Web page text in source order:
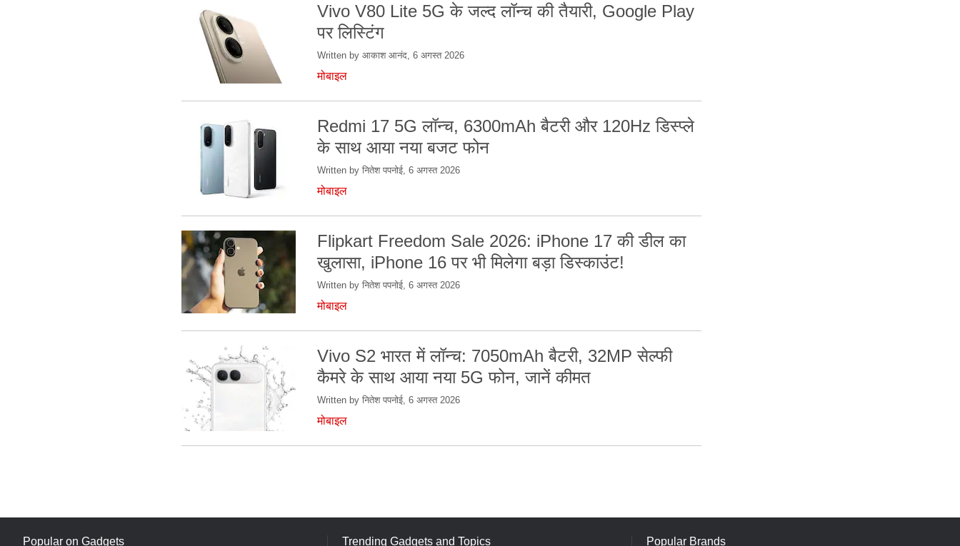
Vivo V80 Lite 5G के जल्द लॉन्च की तैयारी, Google Play
पर लिस्टिंग
Written by आकाश आनंद, 6 अगस्त 2026
मोबाइल
Redmi 17 5G लॉन्च, 6300mAh बैटरी और 120Hz डिस्प्ले
के साथ आया नया बजट फोन
Written by नितेश पपनोई, 6 अगस्त 2026
मोबाइल
Flipkart Freedom Sale 2026: iPhone 17 की डील का
खुलासा, iPhone 16 पर भी मिलेगा बड़ा डिस्काउंट!
Written by नितेश पपनोई, 6 अगस्त 2026
मोबाइल
Vivo S2 भारत में लॉन्च: 7050mAh बैटरी, 32MP सेल्फी
कैमरे के साथ आया नया 5G फोन, जानें कीमत
Written by नितेश पपनोई, 6 अगस्त 2026
मोबाइल
Popular on Gadgets Trending Gadgets and Topics Popular Brands